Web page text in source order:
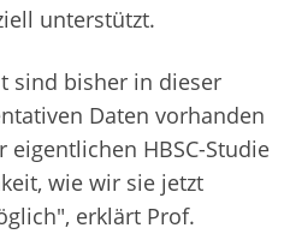
unterstützt.
sind bisher in dieser
Daten vorhanden
eigentlichen HBSC-Studie
wie wir sie jetzt
erklärt Prof.